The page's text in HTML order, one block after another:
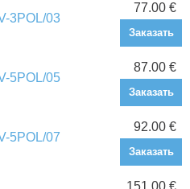
3POL/03
77.00 €
Заказать
5POL/05
87.00 €
Заказать
5POL/07
92.00 €
Заказать